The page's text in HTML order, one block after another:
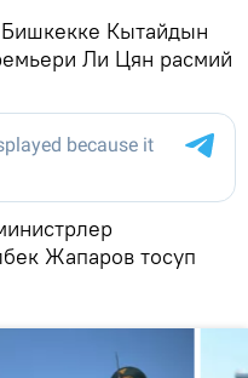
Бишкекке Кытайдын
Ли Цян расмий
Жапаров тосуп